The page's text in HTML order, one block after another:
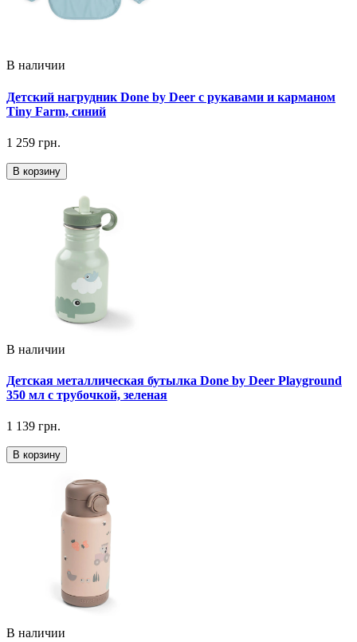
В наличии
Детский нагрудник Done by Deer с рукавами и карманом
Tiny Farm, синий
1 259 грн.
В корзину
В наличии
Детская металлическая бутылка Done by Deer Playground
350 мл с трубочкой, зеленая
1 139 грн.
В корзину
В наличии